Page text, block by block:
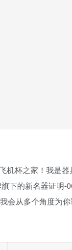
机杯之家！我是
下的新名器证明-
会从多个角度为